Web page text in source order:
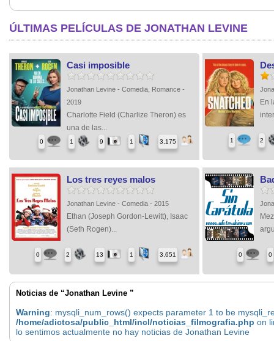
ÚLTIMAS PELÍCULAS DE JONATHAN LEVINE
Casi imposible
Jonathan Levine - Comedia, Romance -
2019
Charlotte Field (Charlize Theron) es
una de las...
0 1 9 1 3,175
En
1 2
Los tres reyes malos
Jonathan Levine - Comedia - 2015
Ethan (Joseph Gordon-Lewitt), Isaac
(Seth Rogen)...
0 2 13 1 3,651 0 0
Noticias de “Jonathan Levine ”
Warning: mysqli_num_rows() expects parameter 1 to be
/home/adictosa/public_html/incl/noticias_filmografia.php on
lo sentimos actualmente no hay noticias de Jonathan Levine